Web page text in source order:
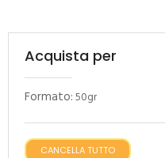
Acquista per
Formato:50gr
CANCELLA TUTTO